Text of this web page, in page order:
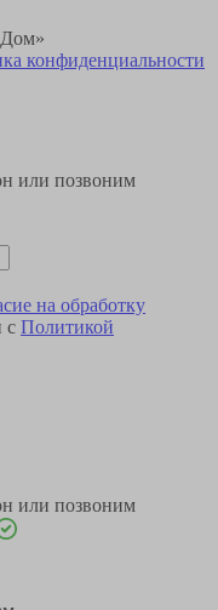
конфиденциальности
или позвоним
на обработку
с Политикой
или позвоним